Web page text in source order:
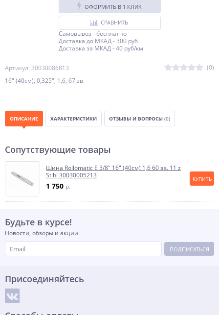
Артикул: 30030086813 (0)
16" (40см), 0,325", 1,6, 67 зв.
ОФОРМИТЬ В 1 КЛИК
СРАВНИТЬ
Самовывоз - бесплатно
Доставка до МКАД - 300 руб
Доставка за МКАД - 40 руб/км
ОПИСАНИЕ ХАРАКТЕРИСТИКИ ОТЗЫВЫ И ВОПРОСЫ (0)
Сопутствующие товары
Шина Rollomatic E 3/8" 16" (40см) 1,6 60 зв. 11 z
Stihl 30030005213
1 750 p.
КУПИТЬ
Будьте в курсе!
Новости, обзоры и акции
ПОДПИСАТЬСЯ
Присоединяйтесь